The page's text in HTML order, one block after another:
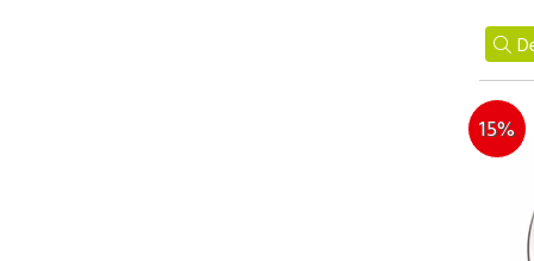
15%